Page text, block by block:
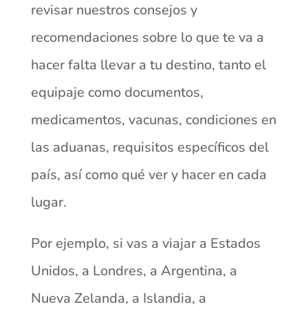
revisar nuestros consejos y
recomendaciones sobre lo que te va a
hacer falta llevar a tu destino, tanto el
equipaje como documentos,
medicamentos, vacunas, condiciones en
las aduanas, requisitos específicos del
país, así como qué ver y hacer en cada
lugar.
Por ejemplo, si vas a viajar a Estados
Unidos, a Londres, a Argentina, a
Nueva Zelanda, a Islandia, a